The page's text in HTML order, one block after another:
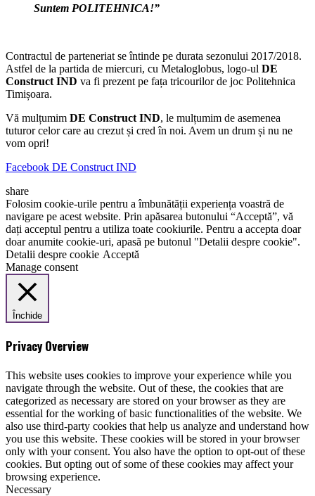
Suntem POLITEHNICA!”
Contractul de parteneriat se întinde pe durata sezonului 2017/2018.
Astfel de la partida de miercuri, cu Metaloglobus, logo-ul DE
Construct IND va fi prezent pe fața tricourilor de joc Politehnica
Timișoara.
Vă mulțumim DE Construct IND, le mulțumim de asemenea
tuturor celor care au crezut și cred în noi. Avem un drum și nu ne
vom opri!
Facebook DE Construct IND
share
Folosim cookie-urile pentru a îmbunătății experiența voastră de
navigare pe acest website. Prin apăsarea butonului “Acceptă”, vă
dați acceptul pentru a utiliza toate cookiurile. Pentru a accepta doar
doar anumite cookie-uri, apasă pe butonul "Detalii despre cookie".
Detalii despre cookie Acceptă
Manage consent
Închide
Privacy Overview
This website uses cookies to improve your experience while you
navigate through the website. Out of these, the cookies that are
categorized as necessary are stored on your browser as they are
essential for the working of basic functionalities of the website. We
also use third-party cookies that help us analyze and understand how
you use this website. These cookies will be stored in your browser
only with your consent. You also have the option to opt-out of these
cookies. But opting out of some of these cookies may affect your
browsing experience.
Necessary